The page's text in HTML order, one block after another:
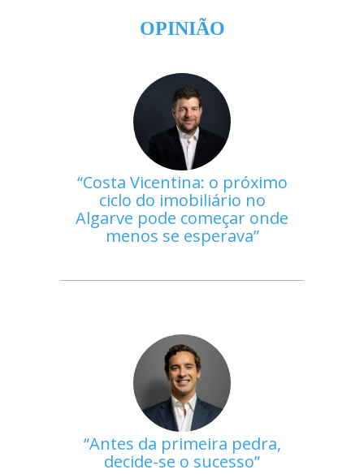
OPINIÃO
Costa Vicentina: o próximo
ciclo do imobiliário no
Algarve pode começar onde
menos se esperava
Antes da primeira pedra,
decide-se o sucesso